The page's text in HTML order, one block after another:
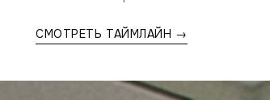
СМОТРЕТЬ ТАЙМЛАЙН →